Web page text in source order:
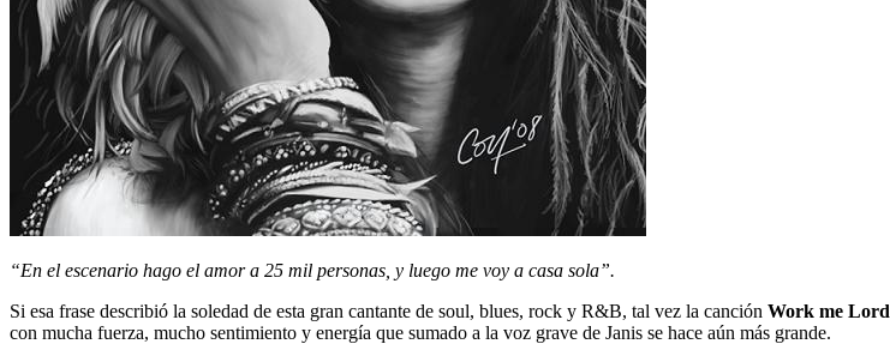
“En el escenario hago el amor a 25 mil personas, y luego me voy a casa sola”.
Si esa frase describió la soledad de esta gran cantante de soul, blues, rock y R&B, tal vez la canción Work me Lord
con mucha fuerza, mucho sentimiento y energía que sumado a la voz grave de Janis se hace aún más grande.